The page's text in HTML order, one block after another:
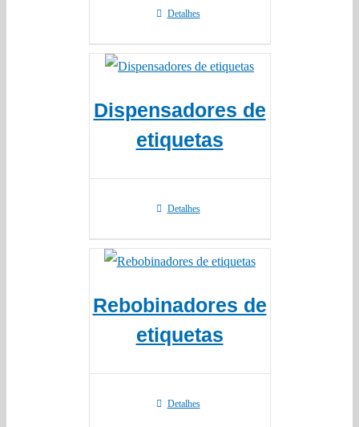
Detalhes
Dispensadores de
etiquetas
Detalhes
Rebobinadores de
etiquetas
Detalhes